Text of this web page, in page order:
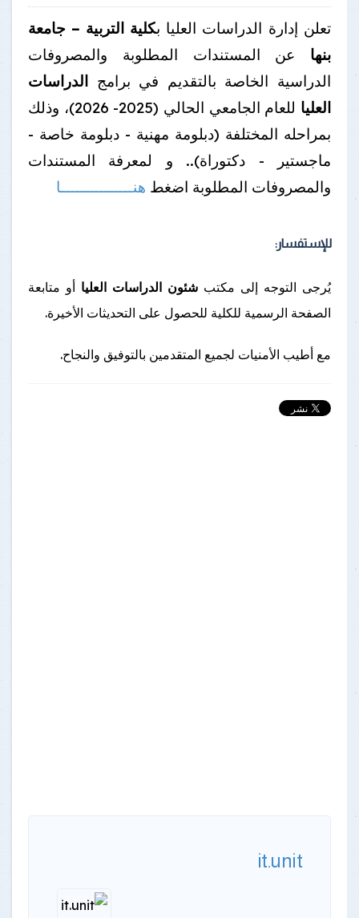
تعلن إدارة الدراسات العليا بكلية التربية – جامعة
بنها عن المستندات المطلوبة والمصروفات
الدراسية الخاصة بالتقديم في برامج الدراسات
العليا
للعام الجامعي الحالي (2025- 2026)، وذلك
بمراحله المختلفة (دبلومة مهنية - دبلومة خاصة -
ماجستير - دكتوراة).. و لمعرفة المستندات
والمصروفات المطلوبة اضغط هنـــــــــــــــا
للإستفسار:
يُرجى التوجه إلى مكتب شئون الدراسات العليا أو متابعة
الصفحة الرسمية للكلية للحصول على التحديثات الأخيرة.
مع أطيب الأمنيات لجميع المتقدمين بالتوفيق والنجاح.
it.unit